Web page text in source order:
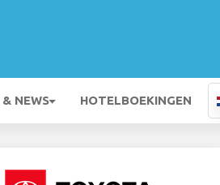
NEWS HOTELBOEKINGEN